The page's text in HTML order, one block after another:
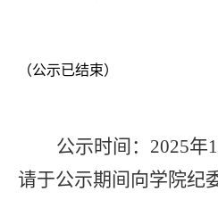
（公示已结束）
公示时间： 2025年
请于公示期间向学院纪